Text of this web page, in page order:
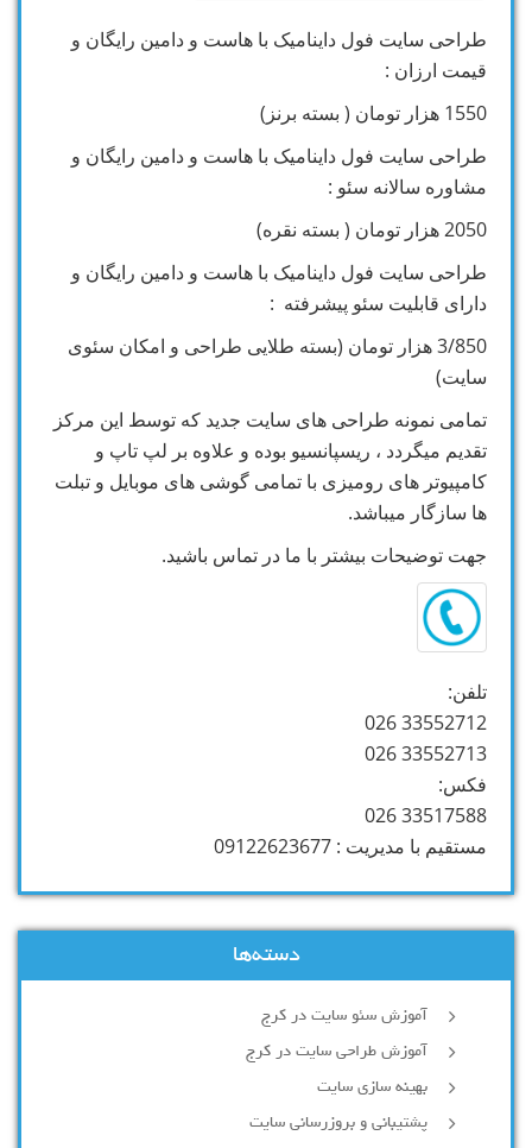
طراحی سایت فول داینامیک با هاست و دامین رایگان و
قیمت ارزان :
1550 هزار تومان ( بسته برنز)
طراحی سایت فول داینامیک با هاست و دامین رایگان و
مشاوره سالانه سئو :
2050 هزار تومان ( بسته نقره)
طراحی سایت فول داینامیک با هاست و دامین رایگان و
دارای قابلیت سئو پیشرفته :
3/850 هزار تومان (بسته طلایی طراحی و امکان سئوی
سایت)
تمامی نمونه طراحی های سایت جدید که توسط این مرکز
تقدیم میگردد ، ریسپانسیو بوده و علاوه بر لپ تاپ و
کامپیوتر های رومیزی با تمامی گوشی های موبایل و تبلت
ها سازگار میباشد.
جهت توضیحات بیشتر با ما در تماس باشید.
تلفن:
33552712 026
33552713 026
فکس:
33517588 026
مستقیم با مدیریت : 09122623677
دسته‌ها
آموزش سئو سایت در کرج
آموزش طراحی سایت در کرج
بهینه سازی سایت
پشتیبانی و بروزرسانی سایت